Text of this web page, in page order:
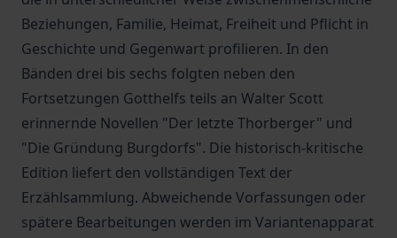
Beziehungen, Familie, Heimat, Freiheit und Pflicht in
Geschichte und Gegenwart profilieren. In den
Bänden drei bis sechs folgten neben den
Fortsetzungen Gotthelfs teils an Walter Scott
erinnernde Novellen "Der letzte Thorberger" und
"Die Gründung Burgdorfs". Die historisch-kritische
Edition liefert den vollständigen Text der
Erzählsammlung. Abweichende Vorfassungen oder
spätere Bearbeitungen werden im Variantenapparat